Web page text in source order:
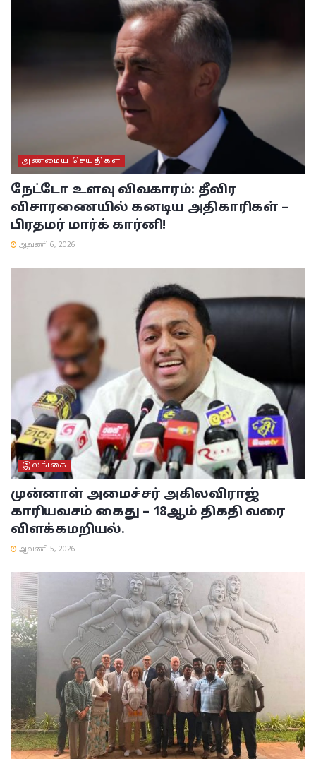
அண்மைய செய்திகள்
நேட்டோ உளவு விவகாரம்: தீவிர
விசாரணையில் கனடிய அதிகாரிகள் –
பிரதமர் மார்க் கார்னி!
ஆவணி 6, 2026
இலங்கை
முன்னாள் அமைச்சர் அகிலவிராஜ்
காரியவசம் கைது – 18ஆம் திகதி வரை
விளக்கமறியல்.
ஆவணி 5, 2026